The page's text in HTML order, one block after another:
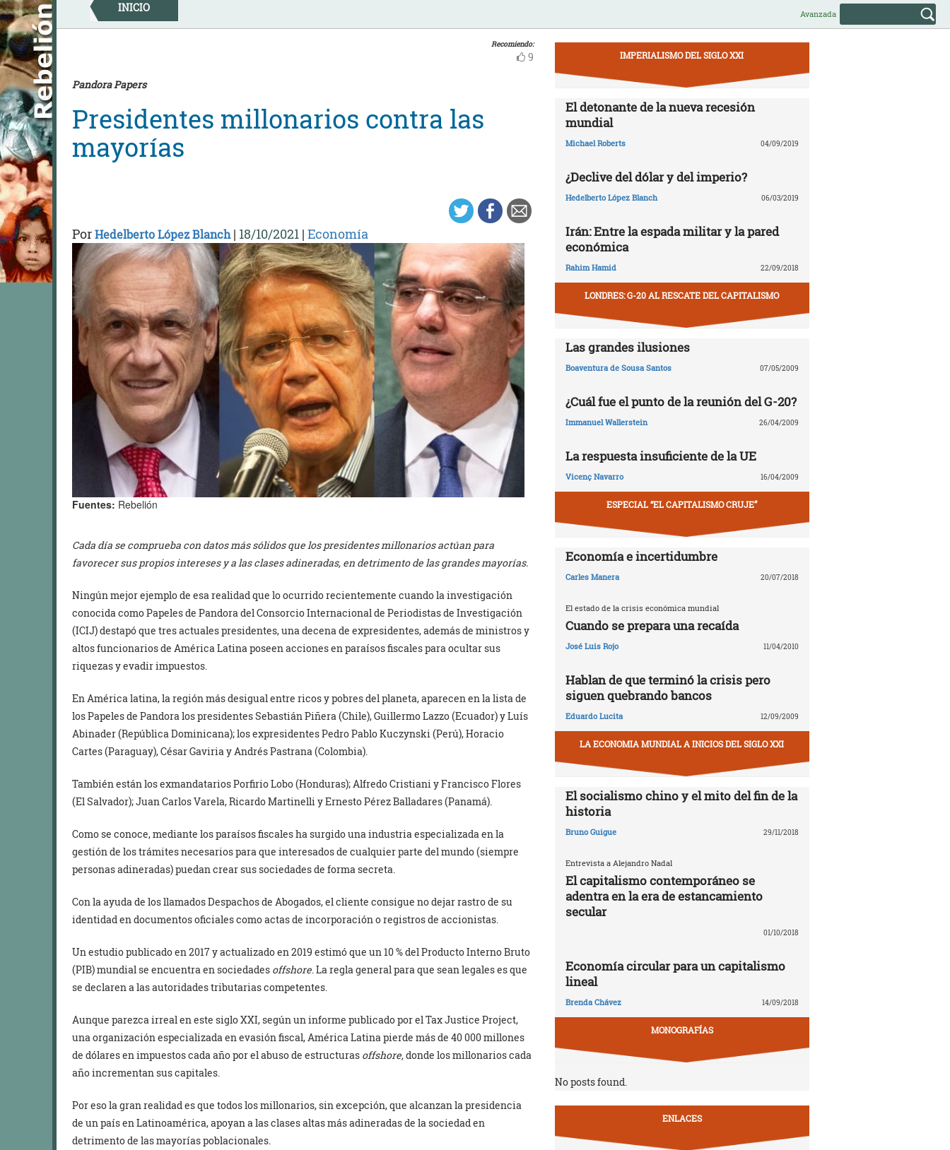
Skip
to
content
INICIO Avanzada
Recomiendo:
9
Pandora Papers
Presidentes millonarios contra las
mayorías
PorHedelberto López Blanch| 18/10/2021 | Economía
Fuentes: Rebelión
Cada día se comprueba con datos más sólidos que los presidentes millonarios actúan para
favorecer sus propios intereses y a las clases adineradas, en detrimento de las grandes mayorías.
Ningún mejor ejemplo de esa realidad que lo ocurrido recientemente cuando la investigación
conocida como Papeles de Pandora del Consorcio Internacional de Periodistas de Investigación
(ICIJ) destapó que tres actuales presidentes, una decena de expresidentes, además de ministros y
altos funcionarios de América Latina poseen acciones en paraísos fiscales para ocultar sus
riquezas y evadir impuestos.
En América latina, la región más desigual entre ricos y pobres del planeta, aparecen en la lista de
los Papeles de Pandora los presidentes Sebastián Piñera (Chile), Guillermo Lazzo (Ecuador) y Luís
Abinader (República Dominicana); los expresidentes Pedro Pablo Kuczynski (Perú), Horacio
Cartes (Paraguay), César Gaviria y Andrés Pastrana (Colombia).
También están los exmandatarios Porfirio Lobo (Honduras); Alfredo Cristiani y Francisco Flores
(El Salvador); Juan Carlos Varela, Ricardo Martinelli y Ernesto Pérez Balladares (Panamá).
Como se conoce, mediante los paraísos fiscales ha surgido una industria especializada en la
gestión de los trámites necesarios para que interesados de cualquier parte del mundo (siempre
personas adineradas) puedan crear sus sociedades de forma secreta.
Con la ayuda de los llamados Despachos de Abogados, el cliente consigue no dejar rastro de su
identidad en documentos oficiales como actas de incorporación o registros de accionistas.
Un estudio publicado en 2017 y actualizado en 2019 estimó que un 10 % del Producto Interno Bruto
(PIB) mundial se encuentra en sociedades offshore . La regla general para que sean legales es que
se declaren a las autoridades tributarias competentes.
Aunque parezca irreal en este siglo XXI, según un informe publicado por el Tax Justice Project,
una organización especializada en evasión fiscal, América Latina pierde más de 40 000 millones
de dólares en impuestos cada año por el abuso de estructuras offshore,donde los millonarios cada
año incrementan sus capitales.
Por eso la gran realidad es que todos los millonarios, sin excepción, que alcanzan la presidencia
de un país en Latinoamérica, apoyan a las clases altas más adineradas de la sociedad en
detrimento de las mayorías poblacionales.
IMPERIALISMO DEL SIGLO XXI
El detonante de la nueva recesión
mundial
Michael Roberts 04/09/2019
¿Declive del dólar y del imperio?
Hedelberto López Blanch 06/03/2019
Irán: Entre la espada militar y la pared
económica
Rahim Hamid 22/09/2018
LONDRES: G-20 AL RESCATE DEL CAPITALISMO
Las grandes ilusiones
Boaventura de Sousa Santos 07/05/2009
¿Cuál fue el punto de la reunión del G-20?
Immanuel Wallerstein 26/04/2009
La respuesta insuficiente de la UE
Vicenç Navarro 16/04/2009
ESPECIAL “EL CAPITALISMO CRUJE”
Economía e incertidumbre
Carles Manera 20/07/2018
El estado de la crisis económica mundial
Cuando se prepara una recaída
José Luis Rojo 11/04/2010
Hablan de que terminó la crisis pero
siguen quebrando bancos
Eduardo Lucita 12/09/2009
LA ECONOMIA MUNDIAL A INICIOS DEL SIGLO XXI
El socialismo chino y el mito del fin de la
historia
Bruno Guigue 29/11/2018
Entrevista a Alejandro Nadal
El capitalismo contemporáneo se
adentra en la era de estancamiento
secular
01/10/2018
Economía circular para un capitalismo
lineal
Brenda Chávez 14/09/2018
MONOGRAFÍAS
No posts found.
ENLACES